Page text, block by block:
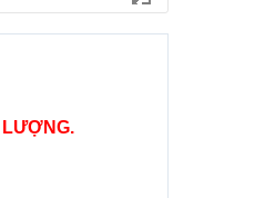
LƯỢNG.